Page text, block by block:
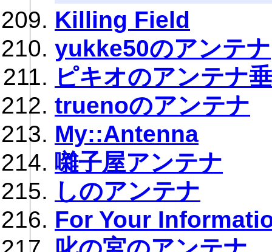
Killing Field
yukke50のアンテナ
ピキオのアンテナ
truenoのアンテナ
My::Antenna
囃子屋アンテナ
しのアンテナ
For Your